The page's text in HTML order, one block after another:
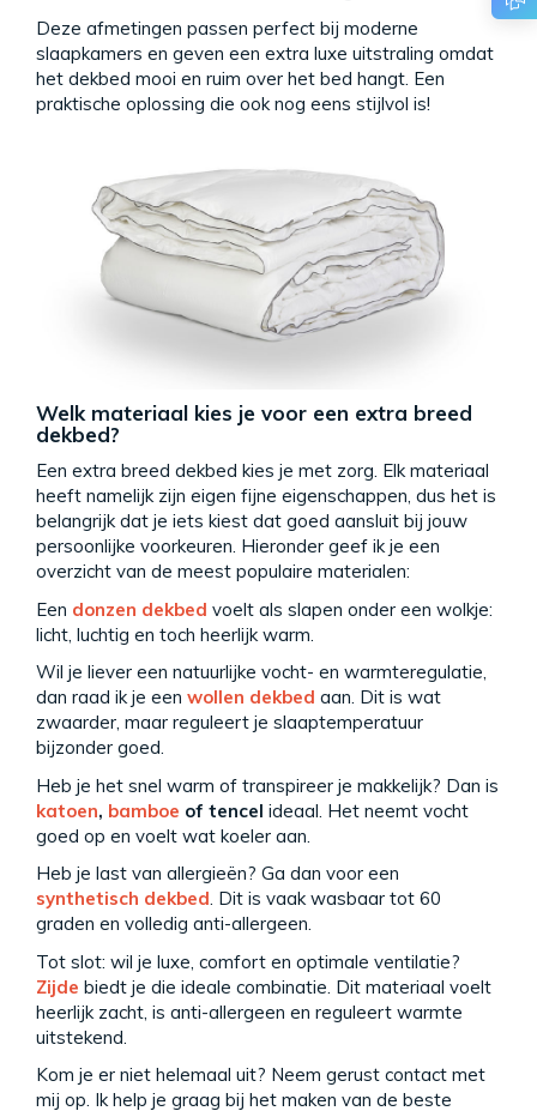
Deze afmetingen passen perfect bij moderne
slaapkamers en geven een extra luxe uitstraling omdat
het dekbed mooi en ruim over het bed hangt. Een
praktische oplossing die ook nog eens stijlvol is!
Welk materiaal kies je voor een extra breed
dekbed?
Een extra breed dekbed kies je met zorg. Elk materiaal
heeft namelijk zijn eigen fijne eigenschappen, dus het is
belangrijk dat je iets kiest dat goed aansluit bij jouw
persoonlijke voorkeuren. Hieronder geef ik je een
overzicht van de meest populaire materialen:
Een donzen dekbed voelt als slapen onder een wolkje:
licht, luchtig en toch heerlijk warm.
Wil je liever een natuurlijke vocht- en warmteregulatie,
dan raad ik je een wollen dekbed aan. Dit is wat
zwaarder, maar reguleert je slaaptemperatuur
bijzonder goed.
Heb je het snel warm of transpireer je makkelijk? Dan is
katoen, bamboe of tencel ideaal. Het neemt vocht
goed op en voelt wat koeler aan.
Heb je last van allergieën? Ga dan voor een
synthetisch dekbed. Dit is vaak wasbaar tot 60
graden en volledig anti-allergeen.
Tot slot: wil je luxe, comfort en optimale ventilatie?
Zijde biedt je die ideale combinatie. Dit materiaal voelt
heerlijk zacht, is anti-allergeen en reguleert warmte
uitstekend.
Kom je er niet helemaal uit? Neem gerust contact met
mij op. Ik help je graag bij het maken van de beste